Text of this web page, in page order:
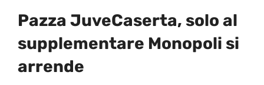
Pazza JuveCaserta, solo al
supplementare Monopoli si
arrende